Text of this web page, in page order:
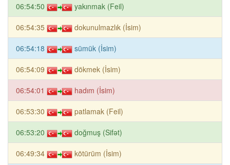
06:54:50 yakınmak (Feil)
06:54:35 dokunulmazlık (İsim)
06:54:18 sümük (İsim)
06:54:09 dökmek (İsim)
06:54:01 hadım (İsim)
06:53:30 patlamak (Feil)
06:53:20 doğmuş (Sifət)
06:49:34 kötürüm (İsim)